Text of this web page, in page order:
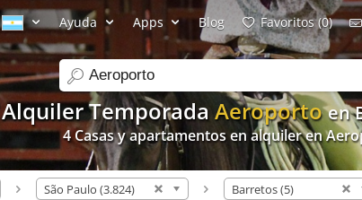
Alquiler Temporada Aeroporto en
4 Casas y apartamentos en alquiler en
search
Ayuda Apps Blog Favoritos (0)
São Paulo (3.824) Barretos (5)